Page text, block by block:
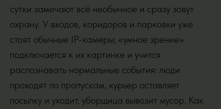
сутки замечают всё необычное и сразу зовут
охрану. У входов, коридоров и парковки уже
стоят обычные IP-камеры; «умное зрение»
подключается к их картинке и учится
распознавать нормальные события: люди
проходят по пропускам, курьер оставляет
посылку и уходит, уборщица вывозит мусор. Как